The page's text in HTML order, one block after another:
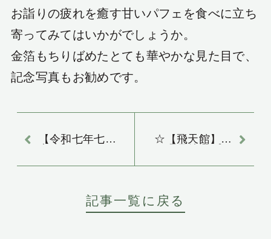
お詣りの疲れを癒す甘いパフェを食べに立ち
寄ってみてはいかがでしょうか。
金箔もちりばめたとても華やかな見た目で、
記念写真もお勧めです。
【令和七年七月
☆【飛天館】料
月版をご紹介☆
記事一覧に戻る